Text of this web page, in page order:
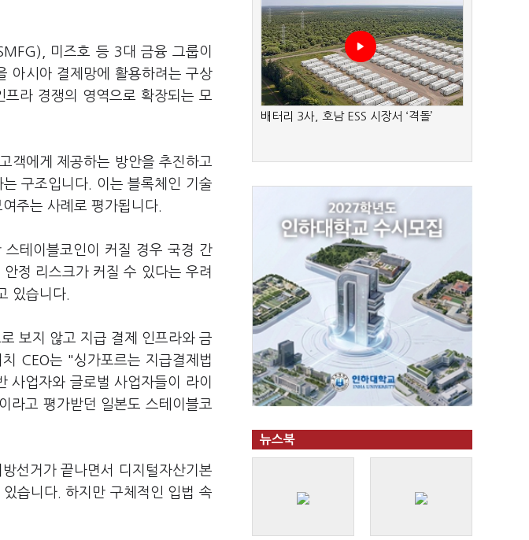
미즈호 등 3대 금융 그룹이
아시아 결제망에 활용하려는 구상
라 경쟁의 영역으로 확장되는 모
객에게 제공하는 방안을 추진하고
구조입니다. 이는 블록체인 기술
주는 사례로 평가됩니다.
테이블코인이 커질 경우 국경 간
정 리스크가 커질 수 있다는 우려
있습니다.
보지 않고 지급 결제 인프라와 금
CEO는 "싱가포르는 지급결제법
사업자와 글로벌 사업자들이 라이
라고 평가받던 일본도 스테이블코
선거가 끝나면서 디지털자산기본
습니다. 하지만 구체적인 입법 속
배터리 3사, 호남 ESS 시장서 ‘격돌’
뉴스북